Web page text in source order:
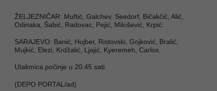
ŽELJEZNIČAR: Muftić, Galchev, Seedorf, Bičakčić, Alić,
Odinaka, Šabić, Radovac, Pejić, Milošević, Krpić.
SARAJEVO: Banić, Hujber, Ristovski, Gojković, Bralić,
Mujkić, Elezi, Krdžalić, Ljajić, Kyeremeh, Carlos.
Utakmica počinje u 20:45 sati.
(DEPO PORTAL/ad)